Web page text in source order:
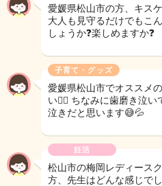
愛媛県松山市の方、キス
大人も見守るだけでもこ
しょうか❓楽しめますか❓
子育て・グッズ
愛媛県松山市でオススメ
い🙇‍♀️ ちなみに歯磨き泣
泣きだと思います😅💦
妊活
松山市の梅岡レディース
方、先生はどんな感じで